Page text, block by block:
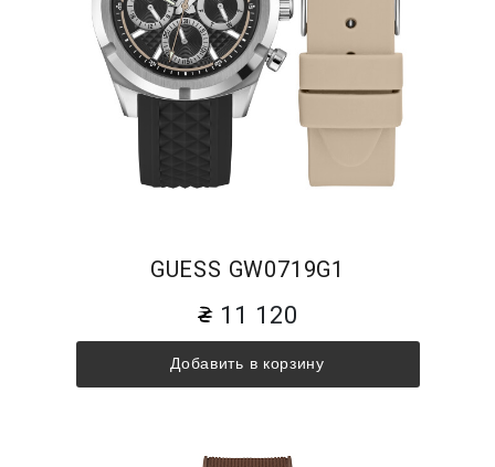
GUESS GW0719G1
11 120
Добавить в корзину